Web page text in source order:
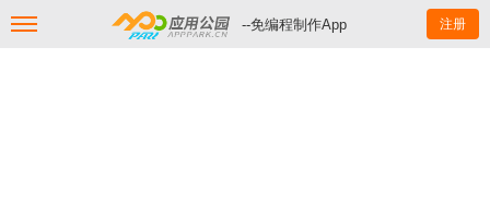
--免编程制作App 注册